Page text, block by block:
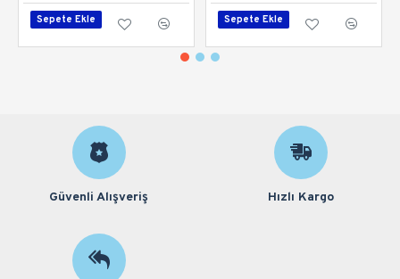
Sepete Ekle Sepete Ekle
Güvenli Alışveriş Hızlı Kargo